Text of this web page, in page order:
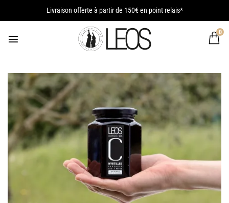
Livraison offerte à partir de 150€ en point relais*
0